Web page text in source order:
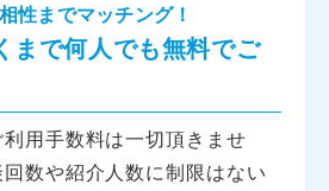
性までマッチング！
まで何人でも無料でご
用手数料は一切頂きませ
数や紹介人数に制限はない